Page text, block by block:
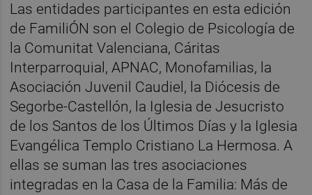
Las entidades participantes en esta edición
de FamiliÓN son el Colegio de Psicología de
la Comunitat Valenciana, Cáritas
Interparroquial, APNAC, Monofamilias, la
Asociación Juvenil Caudiel, la Diócesis de
Segorbe-Castellón, la Iglesia de Jesucristo
de los Santos de los Últimos Días y la Iglesia
Evangélica Templo Cristiano La Hermosa. A
ellas se suman las tres asociaciones
integradas en la Casa de la Familia: Más de